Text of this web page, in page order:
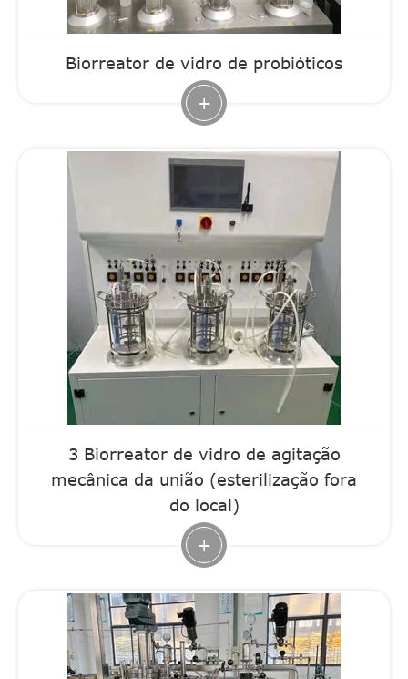
Biorreator de vidro de probióticos
+
3 Biorreator de vidro de agitação
mecânica da união (esterilização fora
do local)
+